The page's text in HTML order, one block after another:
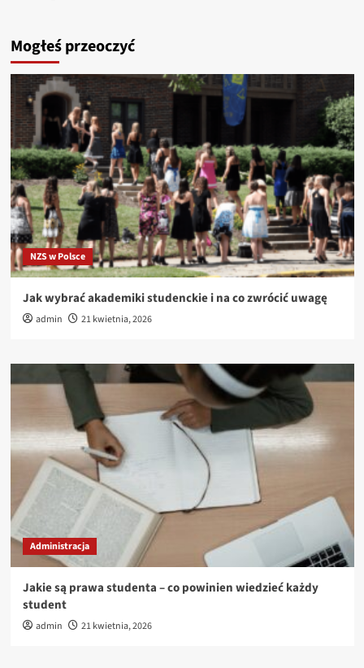
Mogłeś przeoczyć
NZS w Polsce
Jak wybrać akademiki studenckie i na co zwrócić uwagę
admin 21 kwietnia, 2026
Administracja
Jakie są prawa studenta – co powinien wiedzieć każdy
student
admin 21 kwietnia, 2026